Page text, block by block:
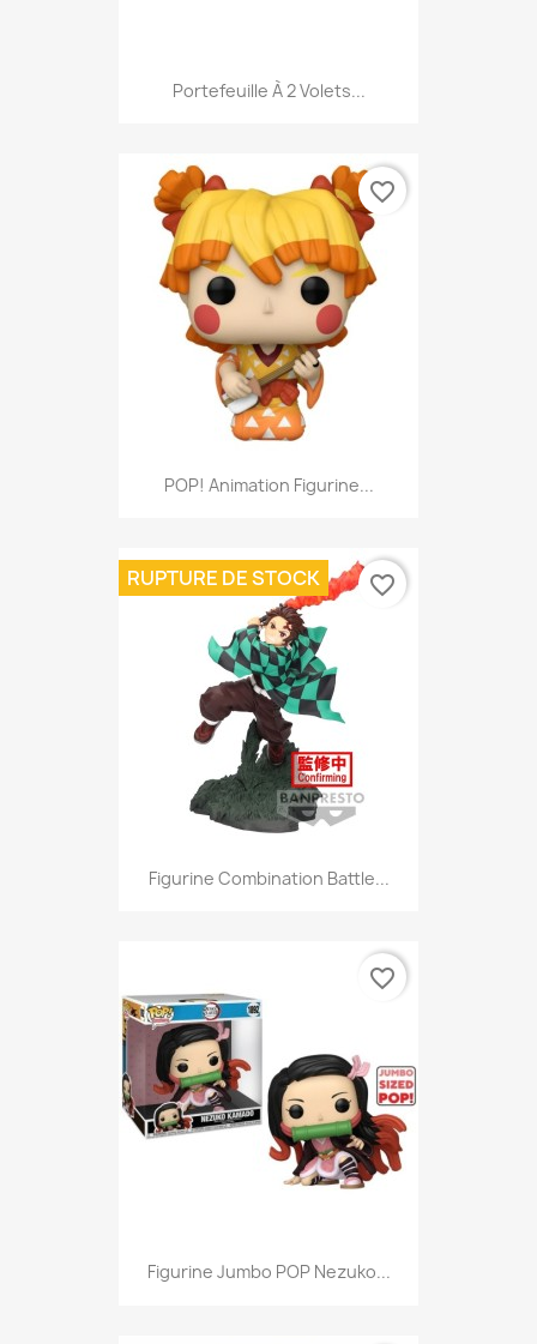
Portefeuille À 2 Volets...
POP! Animation Figurine...
favorite_border
Figurine Combination Battle...
RUPTURE DE STOCK favorite_border
Figurine Jumbo POP Nezuko...
favorite_border